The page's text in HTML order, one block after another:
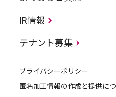
IR情報
テナント募集
プライバシーポリシー
匿名加工情報の作成と提供に